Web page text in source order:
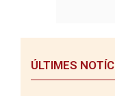
ÚLTIMES